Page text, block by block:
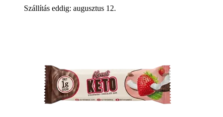
Szállítás eddig: augusztus 12.